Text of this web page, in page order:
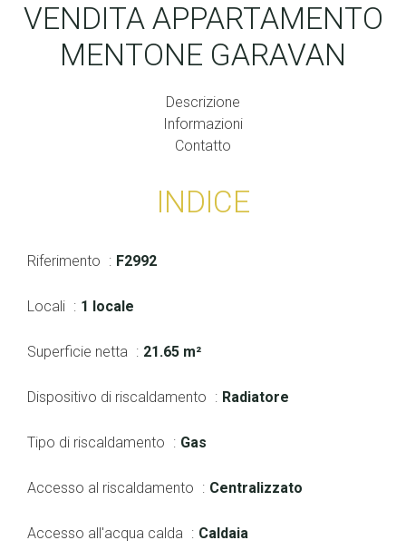
VENDITA APPARTAMENTO
MENTONE GARAVAN
Descrizione
Informazioni
Contatto
INDICE
Riferimento F2992
Locali 1 locale
Superficie netta 21.65 m²
Dispositivo di riscaldamento Radiatore
Tipo di riscaldamento Gas
Accesso al riscaldamento Centralizzato
Accesso all'acqua calda Caldaia